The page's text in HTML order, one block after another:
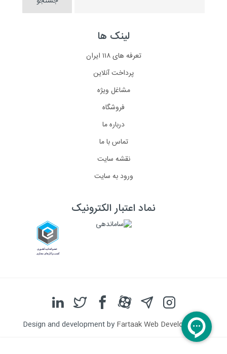
لینک ها
تعرفه های ۱۱۸ ایران
پرداخت آنلاین
مشاغل ویژه
فروشگاه
درباره ما
تماس با ما
نقشه سایت
ورود به سایت
نماد اعتبار الکترونیک
Design and development byFartaak Web Development